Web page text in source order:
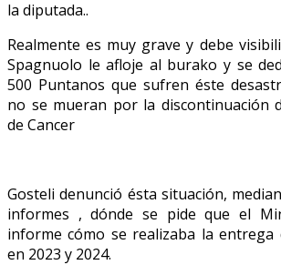
la diputada..
Realmente es muy grave y debe
Spagnuolo le afloje al burako y se
500 Puntanos que sufren éste
no se mueran por la discontinuación
de Cancer
Gosteli denunció ésta situación,
informes , dónde se pide que el
informe cómo se realizaba la entrega
en 2023 y 2024.